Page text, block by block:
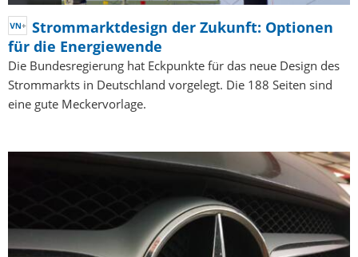
Strommarktdesign der Zukunft: Optionen
für die Energiewende
Die Bundesregierung hat Eckpunkte für das neue Design des
Strommarkts in Deutschland vorgelegt. Die 188 Seiten sind
eine gute Meckervorlage.